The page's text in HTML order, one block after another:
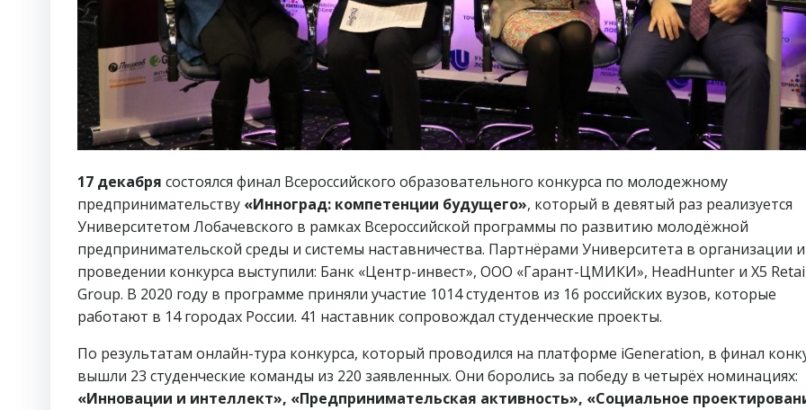
17 декабря состоялся финал Всероссийского образовательного конкурса по молодежному
предпринимательству «Инноград: компетенции будущего», который в девятый раз реализуется
Университетом Лобачевского в рамках Всероссийской программы по развитию молодёжной
предпринимательской среды и системы наставничества. Партнёрами Университета в организации и
проведении конкурса выступили: Банк «Центр-инвест», ООО «Гарант-ЦМИКИ», HeadHunter и Х5
Group. В 2020 году в программе приняли участие 1014 студентов из 16 российских вузов, которые
работают в 14 городах России. 41 наставник сопровождал студенческие проекты.
По результатам онлайн-тура конкурса, который проводился на платформе iGeneration, в финал
вышли 23 студенческие команды из 220 заявленных. Они боролись за победу в четырёх номинациях:
«Инновации и интеллект», «Предпринимательская активность», «Социальное